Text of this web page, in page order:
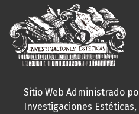
Sitio Web Administrado
Investigaciones Estéticas,